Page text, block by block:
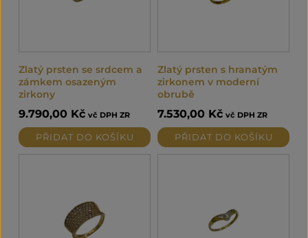
Zlatý prsten se srdcem a
zámkem osazeným
zirkony
9.790,00 Kč vč DPH ZR
PŘIDAT DO KOŠÍKU
Zlatý prsten s hranatým
zirkonem v moderní
obrubě
7.530,00 Kč vč DPH ZR
PŘIDAT DO KOŠÍKU